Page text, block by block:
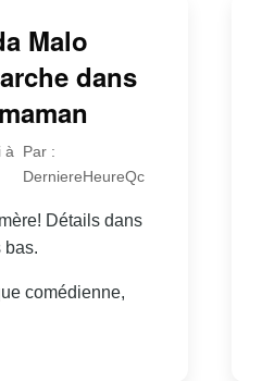
Malo
dans
à Par :
DerniereHeureQc
Détails dans
bas.
comédienne,